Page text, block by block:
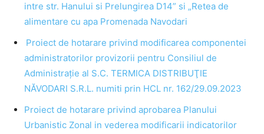
intre str. Hanului si Prelungirea D14” si „Retea de
alimentare cu apa Promenada Navodari
Proiect de hotarare privind modificarea componentei
administratorilor provizorii pentru Consiliul de
Administraţie al S.C. TERMICA DISTRIBUŢIE
NĂVODARI S.R.L. numiti prin HCL nr. 162/29.09.2023
Proiect de hotarare privind aprobarea Planului
Urbanistic Zonal in vederea modificarii indicatorilor